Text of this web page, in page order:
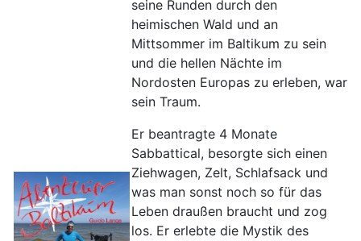
seine Runden durch den
heimischen Wald und an
Mittsommer im Baltikum zu sein
und die hellen Nächte im
Nordosten Europas zu erleben, war
sein Traum.
Er beantragte 4 Monate
Sabbattical, besorgte sich einen
Ziehwagen, Zelt, Schlafsack und
was man sonst noch so für das
Leben draußen braucht und zog
los. Er erlebte die Mystik des